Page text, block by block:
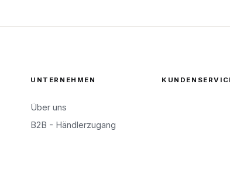
UNTERNEHMEN
Über uns
B2B - Händlerzugang